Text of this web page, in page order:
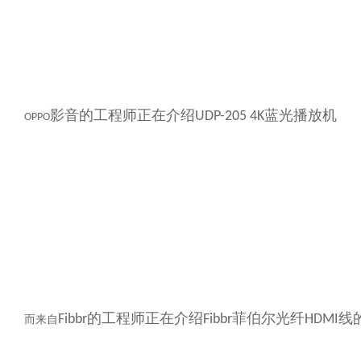
OPPO影音的工程师正在介绍UDP-205 4K蓝光播放机
而来自 Fibbr的工程师正在介绍Fibbr菲伯尔光纤HDMI 线